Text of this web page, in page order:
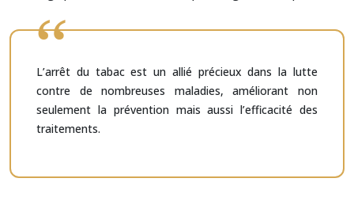
L’arrêt du tabac est un allié précieux dans la lutte
contre de nombreuses maladies, améliorant non
seulement la prévention mais aussi l’efficacité des
traitements.